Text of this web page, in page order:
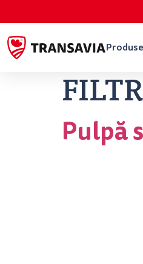
Pulpă